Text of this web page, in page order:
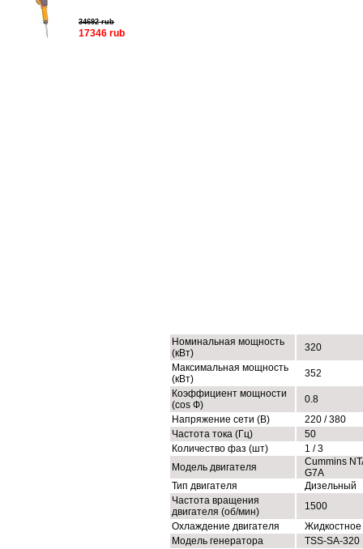
34692 rub
17346 rub
Номинальная мощность
(кВт)
320
Максимальная мощность
(кВт)
352
Коэффициент мощности
(cos Ф)
0.8
Напряжение сети (В)
220 / 380
Частота тока (Гц)
50
Количество фаз (шт)
1 / 3
Модель двигателя
Cummins
G7A
Тип двигателя
Дизельный
Частота вращения
двигателя (об/мин)
1500
Охлаждение двигателя
Жидкостное
Модель генератора
TSS-SA-320